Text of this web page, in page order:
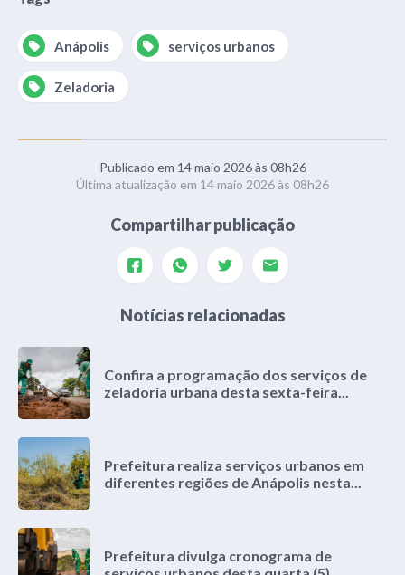
Anápolis serviços urbanos
Zeladoria
Publicado em 14 maio 2026 às 08h26
Última atualização em 14 maio 2026 às 08h26
Compartilhar publicação
Notícias relacionadas
Confira a programação dos serviços de
zeladoria urbana desta sexta-feira...
Prefeitura realiza serviços urbanos em
diferentes regiões de Anápolis nesta...
Prefeitura divulga cronograma de